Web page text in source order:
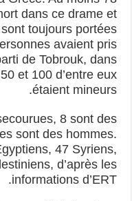
dans ce drame et
toujours portées
avaient pris
de Tobrouk, dans
et 100 d’entre eux
étaient mineurs.
8 sont des
sont des hommes.
47 Syriens,
d’après les
informations d’ERT.